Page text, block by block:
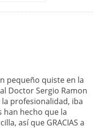
pequeño quiste en la
Doctor Sergio Ramon
profesionalidad, iba
hecho que la
así que GRACIAS a